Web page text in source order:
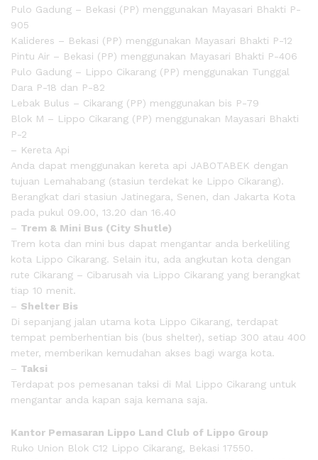
Pulo Gadung – Bekasi (PP) menggunakan Mayasari Bhakti P-
905
Kalideres – Bekasi (PP) menggunakan Mayasari Bhakti P-12
Pintu Air – Bekasi (PP) menggunakan Mayasari Bhakti P-406
Pulo Gadung – Lippo Cikarang (PP) menggunakan Tunggal
Dara P-18 dan P-82
Lebak Bulus – Cikarang (PP) menggunakan bis P-79
Blok M – Lippo Cikarang (PP) menggunakan Mayasari Bhakti
P-2
– Kereta Api
Anda dapat menggunakan kereta api JABOTABEK dengan
tujuan Lemahabang (stasiun terdekat ke Lippo Cikarang).
Berangkat dari stasiun Jatinegara, Senen, dan Jakarta Kota
pada pukul 09.00, 13.20 dan 16.40
– Trem & Mini Bus (City Shutle)
Trem kota dan mini bus dapat mengantar anda berkeliling
kota Lippo Cikarang. Selain itu, ada angkutan kota dengan
rute Cikarang – Cibarusah via Lippo Cikarang yang berangkat
tiap 10 menit.
– Shelter Bis
Di sepanjang jalan utama kota Lippo Cikarang, terdapat
tempat pemberhentian bis (bus shelter), setiap 300 atau 400
meter, memberikan kemudahan akses bagi warga kota.
– Taksi
Terdapat pos pemesanan taksi di Mal Lippo Cikarang untuk
mengantar anda kapan saja kemana saja.
Kantor Pemasaran Lippo Land Club of Lippo Group
Ruko Union Blok C12 Lippo Cikarang, Bekasi 17550.